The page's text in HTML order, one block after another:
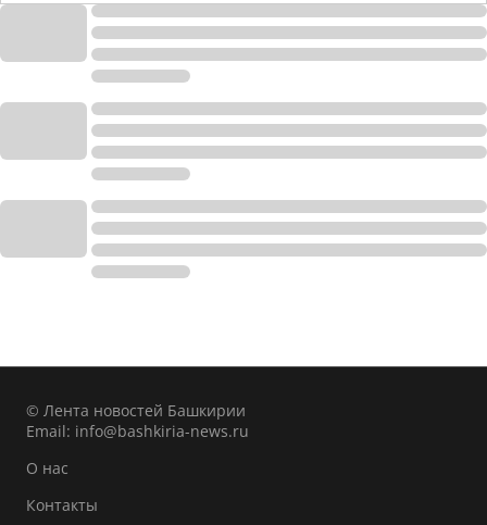
© Лента новостей Башкирии
Email: info@bashkiria-news.ru
О нас
Контакты